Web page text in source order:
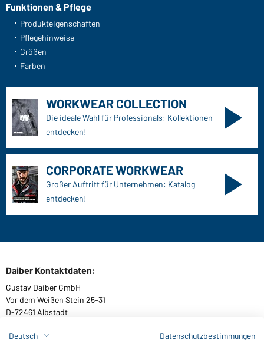
Funktionen & Pflege
Produkteigenschaften
Pflegehinweise
Größen
Farben
WORKWEAR COLLECTION
Die ideale Wahl für Professionals: Kollektionen
entdecken!
CORPORATE WORKWEAR
Großer Auftritt für Unternehmen: Katalog
entdecken!
Daiber Kontaktdaten:
Gustav Daiber GmbH
Vor dem Weißen Stein 25-31
D-72461 Albstadt
Deutsch Datenschutzbestimmungen